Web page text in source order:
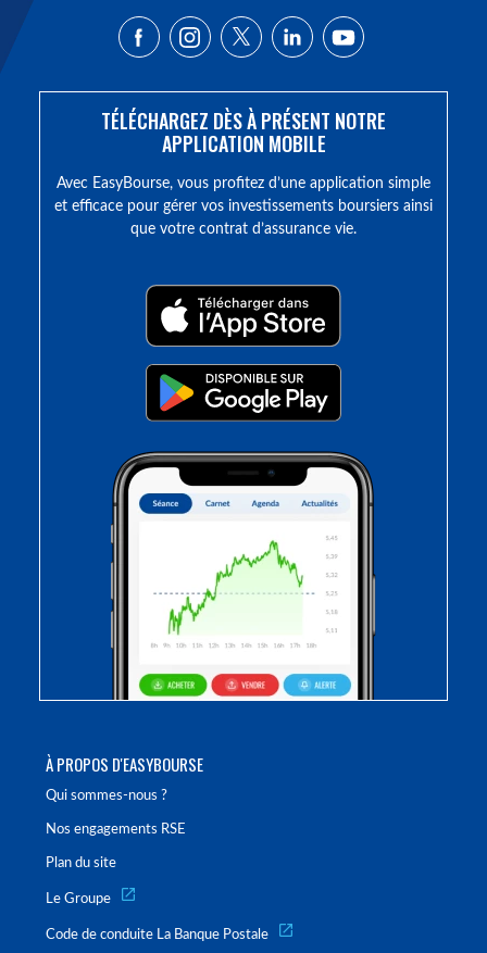
À PROPOS D'EASYBOURSE
Qui sommes-nous ?
Nos engagements RSE
Plan du site
Le Groupe
Code de conduite La Banque Postale
TÉLÉCHARGEZ DÈS À PRÉSENT NOTRE
APPLICATION MOBILE
Avec EasyBourse, vous profitez d’une application simple
et efficace pour gérer vos investissements boursiers ainsi
que votre contrat d’assurance vie.